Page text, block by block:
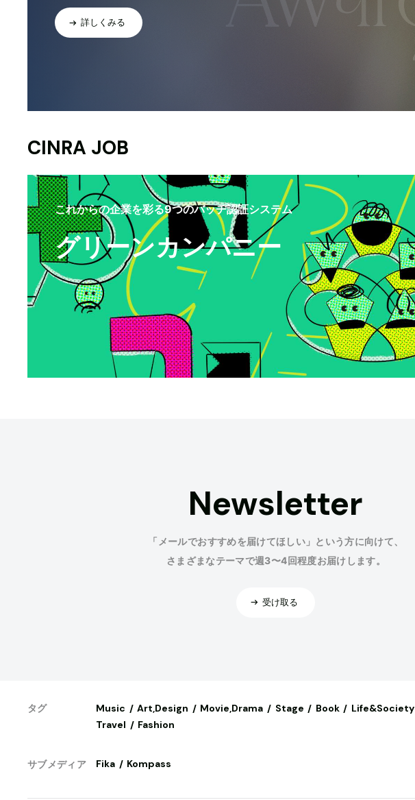
詳しくみる
CINRA JOB
これからの企業を彩る9つのバッヂ認証システム
グリーンカンパニー
Newsletter
「メールでおすすめを届けてほしい」という方に向けて、
さまざまなテーマで週3〜4回程度お届けします。
受け取る
タグ Music Art,Design Movie,Drama Stage Book Life&Society
Travel
Fashion
サブメディア Fika Kompass